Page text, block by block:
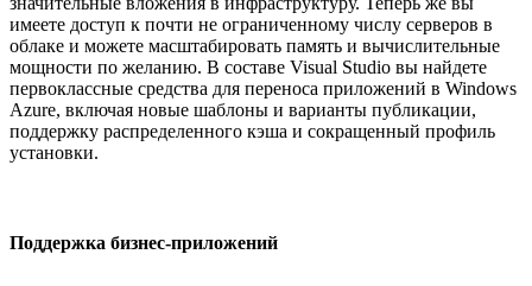
имеете доступ к почти не ограниченному числу серверов в
облаке и можете масштабировать память и вычислительные
мощности по желанию. В составе Visual Studio вы найдете
первоклассные средства для переноса приложений в Windows
Azure, включая новые шаблоны и варианты публикации,
поддержку распределенного кэша и сокращенный профиль
установки.
Поддержка бизнес-приложений